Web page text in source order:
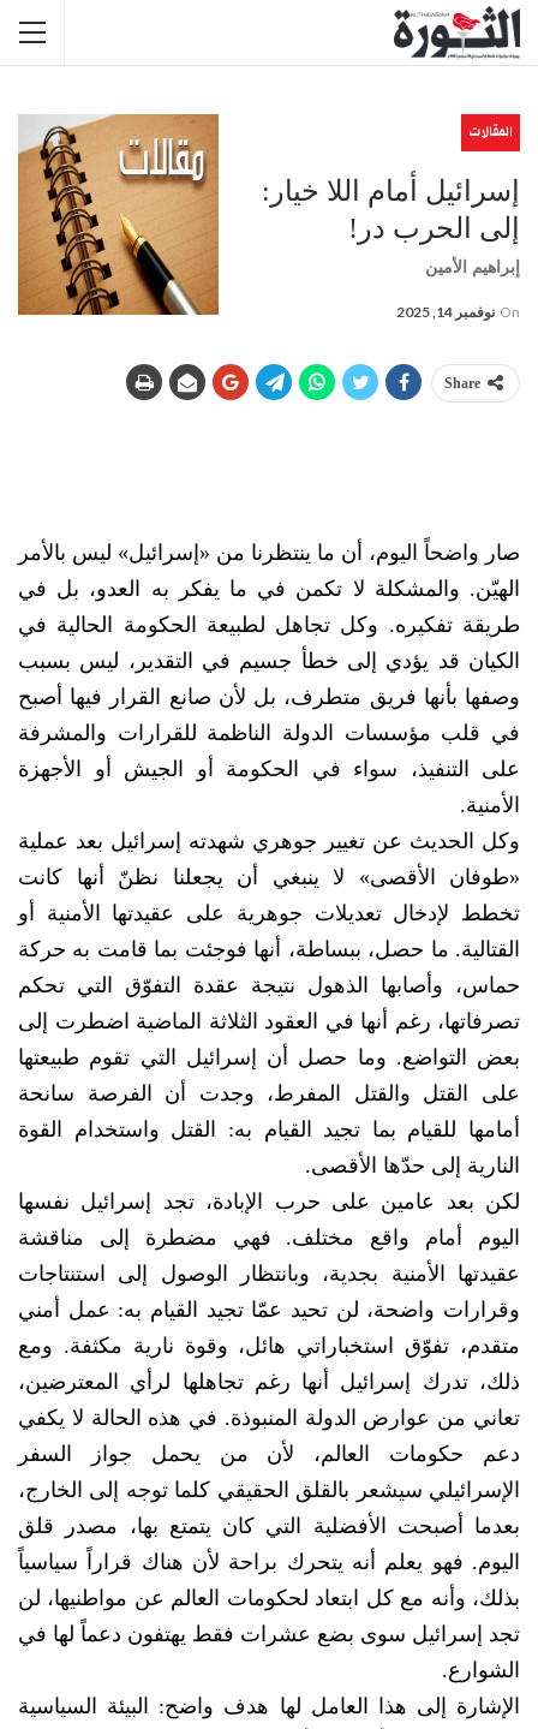
المقالات
إسرائيل أمام اللا خيار:
إلى الحرب در!
إبراهيم الأمين
On نوفمبر 14, 2025
Share
صار واضحاً اليوم، أن ما ينتظرنا من «إسرائيل» ليس بالأمر
الهيّن. والمشكلة لا تكمن في ما يفكر به العدو، بل في
طريقة تفكيره. وكل تجاهل لطبيعة الحكومة الحالية في
الكيان قد يؤدي إلى خطأ جسيم في التقدير، ليس بسبب
وصفها بأنها فريق متطرف، بل لأن صانع القرار فيها أصبح
في قلب مؤسسات الدولة الناظمة للقرارات والمشرفة
على التنفيذ، سواء في الحكومة أو الجيش أو الأجهزة
الأمنية.
وكل الحديث عن تغيير جوهري شهدته إسرائيل بعد عملية
«طوفان الأقصى» لا ينبغي أن يجعلنا نظنّ أنها كانت
تخطط لإدخال تعديلات جوهرية على عقيدتها الأمنية أو
القتالية. ما حصل، ببساطة، أنها فوجئت بما قامت به حركة
حماس، وأصابها الذهول نتيجة عقدة التفوّق التي تحكم
تصرفاتها، رغم أنها في العقود الثلاثة الماضية اضطرت إلى
بعض التواضع. وما حصل أن إسرائيل التي تقوم طبيعتها
على القتل والقتل المفرط، وجدت أن الفرصة سانحة
أمامها للقيام بما تجيد القيام به: القتل واستخدام القوة
النارية إلى حدّها الأقصى.
لكن بعد عامين على حرب الإبادة، تجد إسرائيل نفسها
اليوم أمام واقع مختلف. فهي مضطرة إلى مناقشة
عقيدتها الأمنية بجدية، وبانتظار الوصول إلى استنتاجات
وقرارات واضحة، لن تحيد عمّا تجيد القيام به: عمل أمني
متقدم، تفوّق استخباراتي هائل، وقوة نارية مكثفة. ومع
ذلك، تدرك إسرائيل أنها رغم تجاهلها لرأي المعترضين،
تعاني من عوارض الدولة المنبوذة. في هذه الحالة لا يكفي
دعم حكومات العالم، لأن من يحمل جواز السفر
الإسرائيلي سيشعر بالقلق الحقيقي كلما توجه إلى الخارج،
بعدما أصبحت الأفضلية التي كان يتمتع بها، مصدر قلق
اليوم. فهو يعلم أنه يتحرك براحة لأن هناك قراراً سياسياً
بذلك، وأنه مع كل ابتعاد لحكومات العالم عن مواطنيها، لن
تجد إسرائيل سوى بضع عشرات فقط يهتفون دعماً لها في
الشوارع.
الإشارة إلى هذا العامل لها هدف واضح: البيئة السياسية